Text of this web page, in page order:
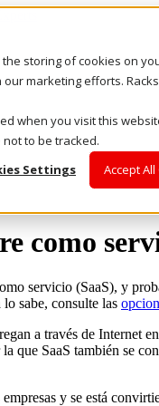
the storing of cookies on
marketing efforts.
when you visit this
to be tracked.
Settings
Accept
como
servicio (SaaS), y
sabe, consulte las
a través de Internet
que SaaS también se
y se está